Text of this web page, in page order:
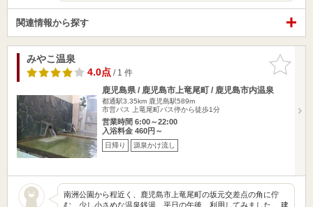
関連情報から探す
お気に入
りに追加
みやこ温泉
4.0点/ 1 件
鹿児島県 / 鹿児島市上竜尾町 / 鹿児島市内温泉
都通駅3.35km 鹿児島駅589m
市営バス 上竜尾町バス停から徒歩1分
営業時間 6:00～22:00
入浴料金 460円～
日帰り 源泉かけ流し
南洲公園から程近く、鹿児島市上竜尾町の坂元交差点の角に佇
む、少し小さめな温泉銭湯。平日の午後、利用してみました。 建